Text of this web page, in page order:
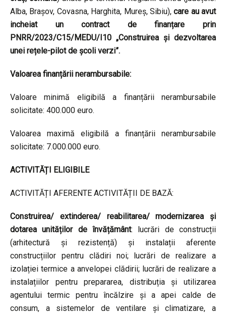
Alba, Brașov, Covasna, Harghita, Mureș, Sibiu),care au avut
incheiat un contract de finanțare prin
PNRR/2023/C15/MEDU/I10 „Construirea și dezvoltarea
unei rețele-pilot de școli verzi”.
Valoarea finanțării nerambursabile:
Valoare minimă eligibilă a finanțării nerambursabile
solicitate: 400.000 euro.
Valoarea maximă eligibilă a finanțării nerambursabile
solicitate: 7.000.000 euro.
ACTIVITĂȚI ELIGIBILE
ACTIVITĂȚI AFERENTE ACTIVITĂȚII DE BAZĂ:
Construirea/ extinderea/ reabilitarea/ modernizarea și
dotarea unităților de învățământ: lucrări de construcții
(arhitectură și rezistență) și instalații aferente
construcțiilor pentru clădiri noi; lucrări de realizare a
izolației termice a anvelopei clădirii; lucrări de realizare a
instalațiilor pentru prepararea, distribuția și utilizarea
agentului termic pentru încălzire și a apei calde de
consum, a sistemelor de ventilare și climatizare, a